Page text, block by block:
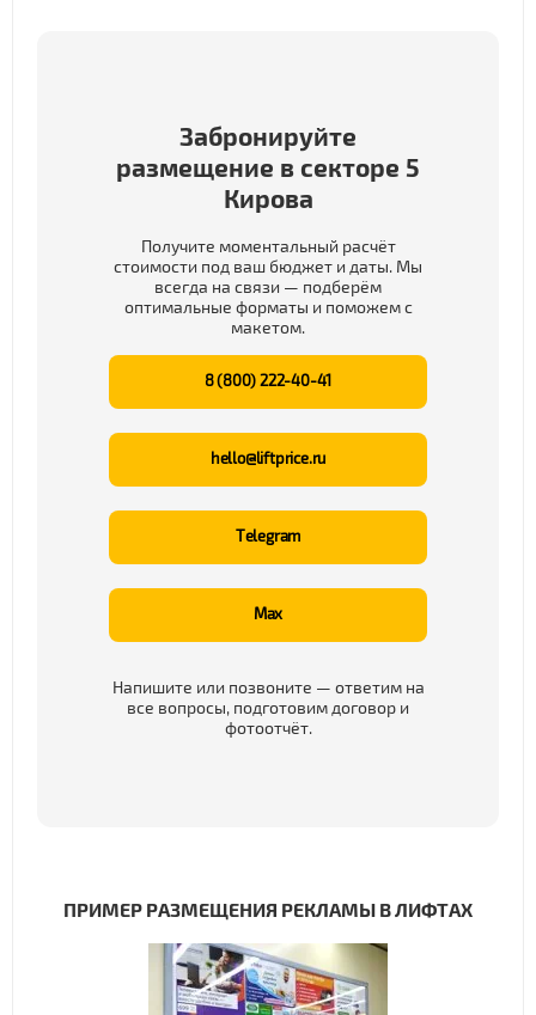
Забронируйте
размещение в секторе 5
Кирова
Получите моментальный расчёт
стоимости под ваш бюджет и даты. Мы
всегда на связи — подберём
оптимальные форматы и поможем с
макетом.
8 (800) 222-40-41
hello@liftprice.ru
Telegram
Max
Напишите или позвоните — ответим на
все вопросы, подготовим договор и
фотоотчёт.
ПРИМЕР РАЗМЕЩЕНИЯ РЕКЛАМЫ В ЛИФТАХ